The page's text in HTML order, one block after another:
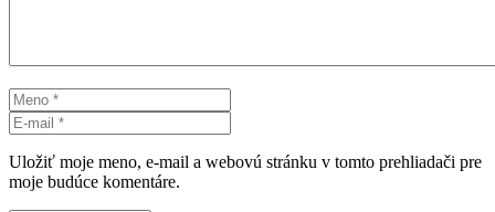
Uložiť moje meno, e-mail a webovú stránku v tomto prehliadači pre
moje budúce komentáre.